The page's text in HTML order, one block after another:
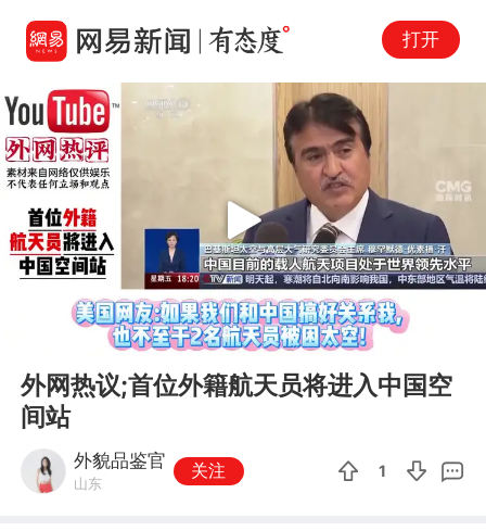
打开
00:51
Play
外网热议;首位外籍航天员将进入中国空
间站
外貌品鉴官
山东
关注 1